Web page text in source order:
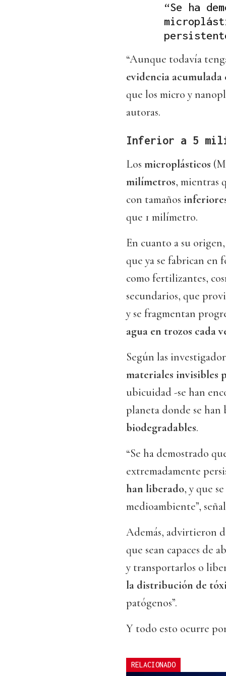
“Se ha
“Aunque todavía
evidencia acumulada
que los micro y
autoras.
Inferior a 5
Los microplásticos
milímetros, mientras
con tamaños
que 1 milímetro.
En cuanto a su
que ya se fabrican en
como fertilizantes,
secundarios, que
y se fragmentan
agua en trozos cada
Según las
materiales invisibles
ubicuidad -se han
planeta donde se
biodegradables.
“Se ha demostrado
extremadamente
han liberado, y que
medioambiente”,
Además, advirtieron
que sean capaces de
y transportarlos o
la distribución de
patógenos”.
Y todo esto ocurre
RELACIONADO